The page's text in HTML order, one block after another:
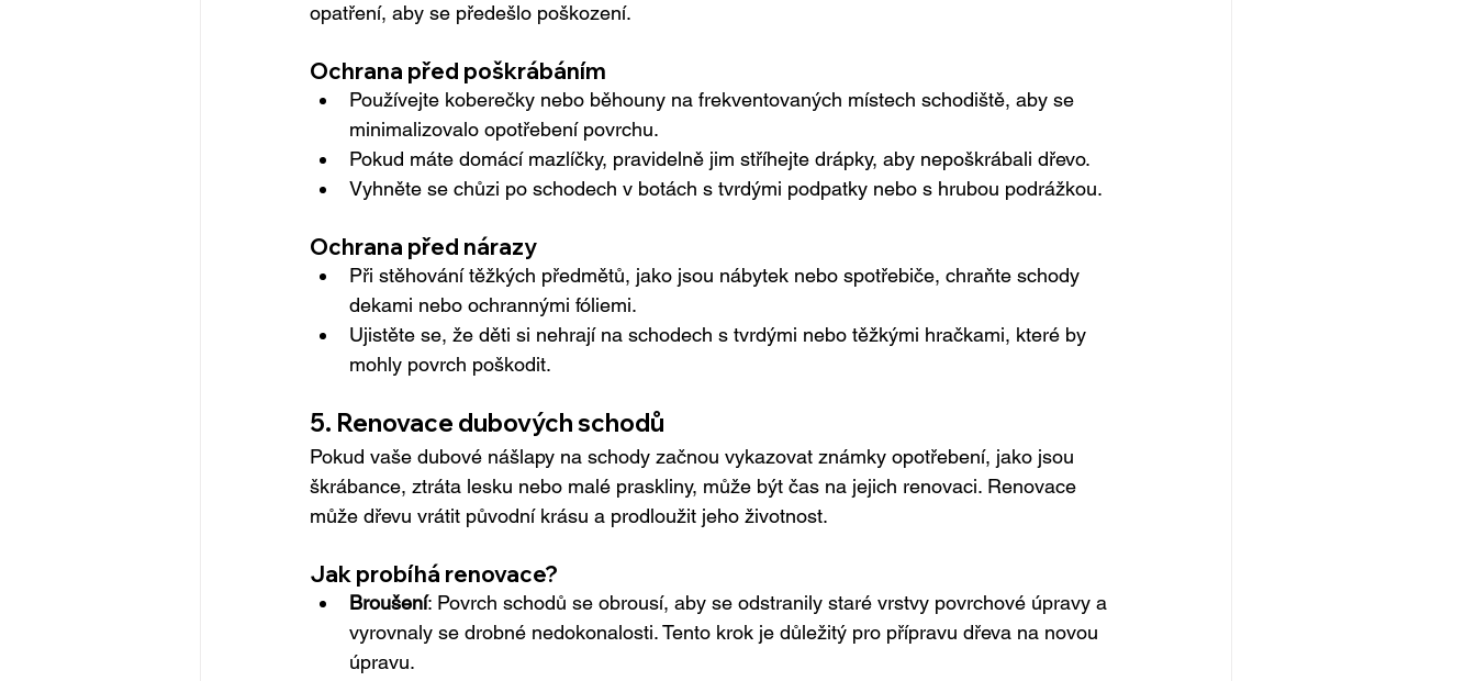
opatření, aby se předešlo poškození.
Ochrana před poškrábáním
Používejte koberečky nebo běhouny na frekventovaných místech schodiště, aby se
minimalizovalo opotřebení povrchu.
Pokud máte domácí mazlíčky, pravidelně jim stříhejte drápky, aby nepoškrábali dřevo.
Vyhněte se chůzi po schodech v botách s tvrdými podpatky nebo s hrubou podrážkou.
Ochrana před nárazy
Při stěhování těžkých předmětů, jako jsou nábytek nebo spotřebiče, chraňte schody
dekami nebo ochrannými fóliemi.
Ujistěte se, že děti si nehrají na schodech s tvrdými nebo těžkými hračkami, které by
mohly povrch poškodit.
5. Renovace dubových schodů
Pokud vaše dubové nášlapy na schody začnou vykazovat známky opotřebení, jako jsou
škrábance, ztráta lesku nebo malé praskliny, může být čas na jejich renovaci. Renovace
může dřevu vrátit původní krásu a prodloužit jeho životnost.
Jak probíhá renovace?
Broušení: Povrch schodů se obrousí, aby se odstranily staré vrstvy povrchové úpravy a
vyrovnaly se drobné nedokonalosti. Tento krok je důležitý pro přípravu dřeva na novou
úpravu.